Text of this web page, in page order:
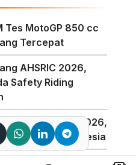
Tes MotoGP 850 cc
Tercepat
AHSRIC 2026,
Safety Riding
Baru di GIIAS 2026,
Pertama di Indonesia
Performa